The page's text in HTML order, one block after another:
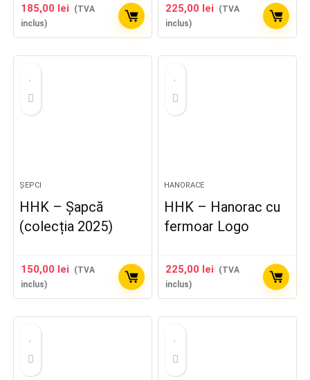
185,00 lei
(TVA
inclus)
225,00 lei
(TVA
inclus)
ȘEPCI
HHK – Șapcă
(colecția 2025)
150,00 lei
(TVA
inclus)
HANORACE
HHK – Hanorac cu
fermoar Logo
225,00 lei
(TVA
inclus)